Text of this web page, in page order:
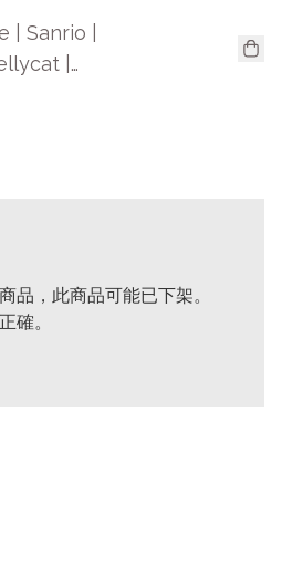
| Sanrio |
|
品，此商品可能已下架。
確。